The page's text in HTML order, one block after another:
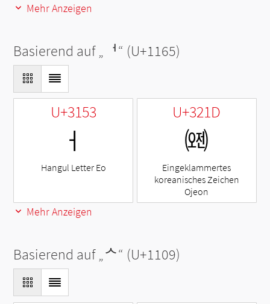
Mehr Anzeigen
Basierend auf „ ᅥ“ (U+1165)
U+3153
ㅓ
Hangul Letter Eo
U+321D
㈝
Eingeklammertes
koreanisches Zeichen
Ojeon
Mehr Anzeigen
Basierend auf „ᄉ“ (U+1109)